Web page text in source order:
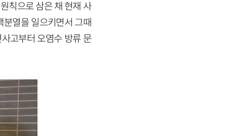
칙으로 삼은 채 현재 사
열을 일으키면서 그때
고부터 오염수 방류 문